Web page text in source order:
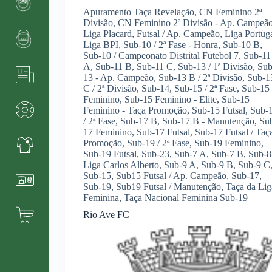
Apuramento Taça Revelação,CN Feminino 2ª
Divisão,CN Feminino 2ª Divisão - Ap.
Liga Placard,Futsal / Ap. Campeão,Liga
Liga BPI, Sub-10 / 2ª Fase - Honra, Sub-10 B,
Sub-10 / Campeonato Distrital Futebol 7, Sub-11
A, Sub-11 B, Sub-11 C, Sub-13 / 1ª Divisão,
13 - Ap. Campeão, Sub-13 B / 2ª Divisão, Sub-
C / 2ª Divisão, Sub-14, Sub-15 / 2ª Fase, Sub-15
Feminino, Sub-15 Feminino - Elite, Sub-15
Feminino - Taça Promoção, Sub-15 Futsal, Sub-
/ 2ª Fase, Sub-17 B, Sub-17 B - Manutenção,
17 Feminino, Sub-17 Futsal, Sub-17 Futsal /
Promoção, Sub-19 / 2ª Fase, Sub-19 Feminino,
Sub-19 Futsal, Sub-23, Sub-7 A, Sub-7 B, Sub-
Liga Carlos Alberto, Sub-9 A, Sub-9 B, Sub-9 C,
Sub-15, Sub15 Futsal / Ap. Campeão, Sub-17,
Sub-19, Sub19 Futsal / Manutenção,Taça da
Feminina,Taça Nacional Feminina Sub-19
Rio Ave FC